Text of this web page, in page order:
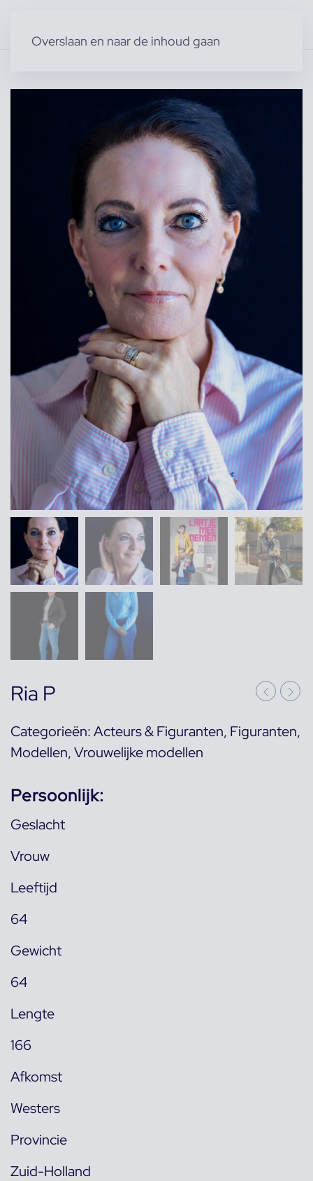
Overslaan en naar de inhoud gaan
Ria P
Categorieën:Acteurs & Figuranten, Figuranten,
Modellen,Vrouwelijke modellen
Persoonlijk:
Geslacht
Vrouw
Leeftijd
64
Gewicht
64
Lengte
166
Afkomst
Westers
Provincie
Zuid-Holland